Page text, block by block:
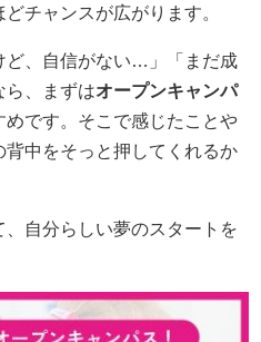
チャンスが広がります。
ど、自信がない…」「まだ成
、まずはオープンキャンパ
めです。そこで感じたことや
中をそっと押してくれるか
自分らしい夢のスタートを